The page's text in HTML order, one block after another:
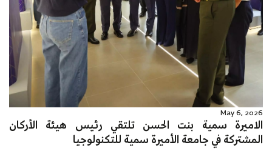
May 6, 2026
الاميرة سمية بنت الحسن تلتقي رئيس هيئة الأركان
المشتركة في جامعة الأميرة سمية للتكنولوجيا